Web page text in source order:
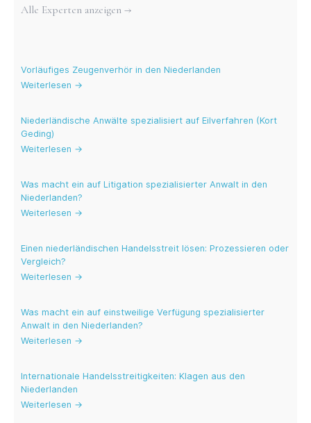
Alle Experten anzeigen →
Aktuelle Blogs
Vorläufiges Zeugenverhör in den Niederlanden
Weiterlesen →
Niederländische Anwälte spezialisiert auf Eilverfahren (Kort
Geding)
Weiterlesen →
Was macht ein auf Litigation spezialisierter Anwalt in den
Niederlanden?
Weiterlesen →
Einen niederländischen Handelsstreit lösen: Prozessieren oder
Vergleich?
Weiterlesen →
Was macht ein auf einstweilige Verfügung spezialisierter
Anwalt in den Niederlanden?
Weiterlesen →
Internationale Handelsstreitigkeiten: Klagen aus den
Niederlanden
Weiterlesen →